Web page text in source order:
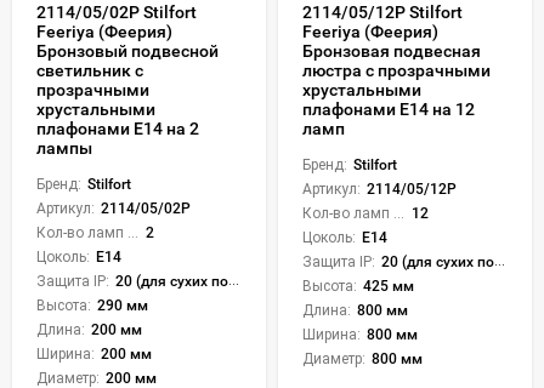
2114/05/02P Stilfort
Feeriya (Феерия)
Бронзовый подвесной
светильник с
прозрачными
хрустальными
плафонами E14 на 2
лампы
Бренд: Stilfort
Артикул: 2114/05/02P
2
Цоколь: E14
Защита IP: 20 (для сухих пом.)
Высота: 290 мм
Длина: 200 мм
Ширина: 200 мм
Диаметр: 200 мм
2114/05/12P Stilfort
Feeriya (Феерия)
Бронзовая подвесная
люстра с прозрачными
хрустальными
плафонами E14 на 12
ламп
Бренд: Stilfort
Артикул: 2114/05/12P
12
Цоколь: E14
Защита IP: 20 (для сухих пом.)
Высота: 425 мм
Длина: 800 мм
Ширина: 800 мм
Диаметр: 800 мм